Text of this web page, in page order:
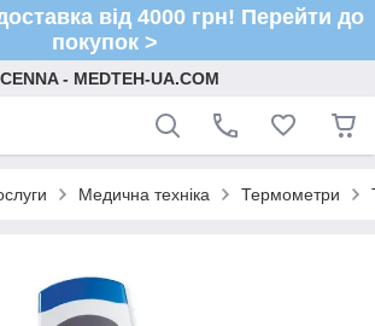
від 4000 грн! Перейти до
покупок >
- MEDTEH-UA.COM
Медична техніка Термометри